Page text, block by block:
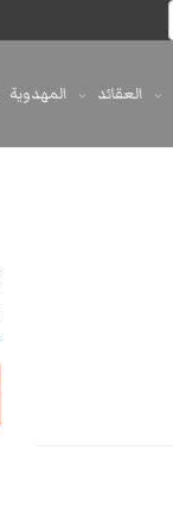
العقائد المهدوية